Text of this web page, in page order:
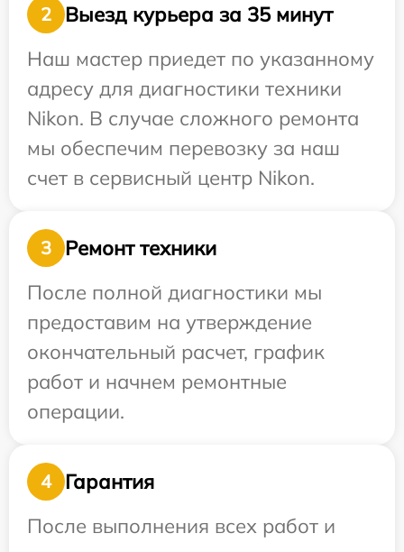
2
Выезд курьера за 35 минут
Наш мастер приедет по указанному
адресу для диагностики техники
Nikon. В случае сложного ремонта
мы обеспечим перевозку за наш
счет в сервисный центр Nikon.
3
Ремонт техники
После полной диагностики мы
предоставим на утверждение
окончательный расчет, график
работ и начнем ремонтные
операции.
4
Гарантия
После выполнения всех работ и